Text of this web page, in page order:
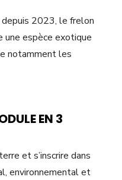
2023, le frelon
une espèce exotique
notamment les
EN 3
et s’inscrire dans
environnemental et